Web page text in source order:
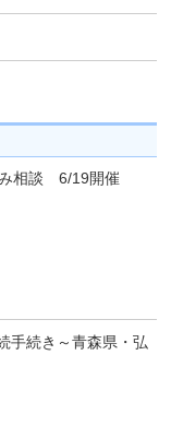
相談 6/19開催
手続き～青森県・弘